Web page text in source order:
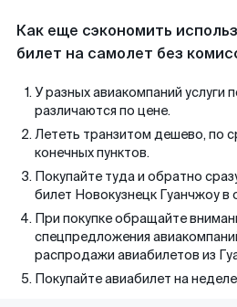
Как еще сэкономить
билет на самолет без
У разных авиакомпаний услуги
различаются по цене.
Лететь транзитом дешево, по
конечных пунктов.
Покупайте туда и обратно
билет Новокузнецк Гуанчжоу в
При покупке обращайте
спецпредложения
распродажи авиабилетов из
Покупайте авиабилет на